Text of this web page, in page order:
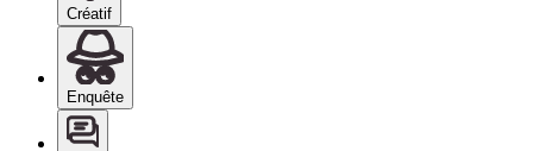
Créatif
Enquête